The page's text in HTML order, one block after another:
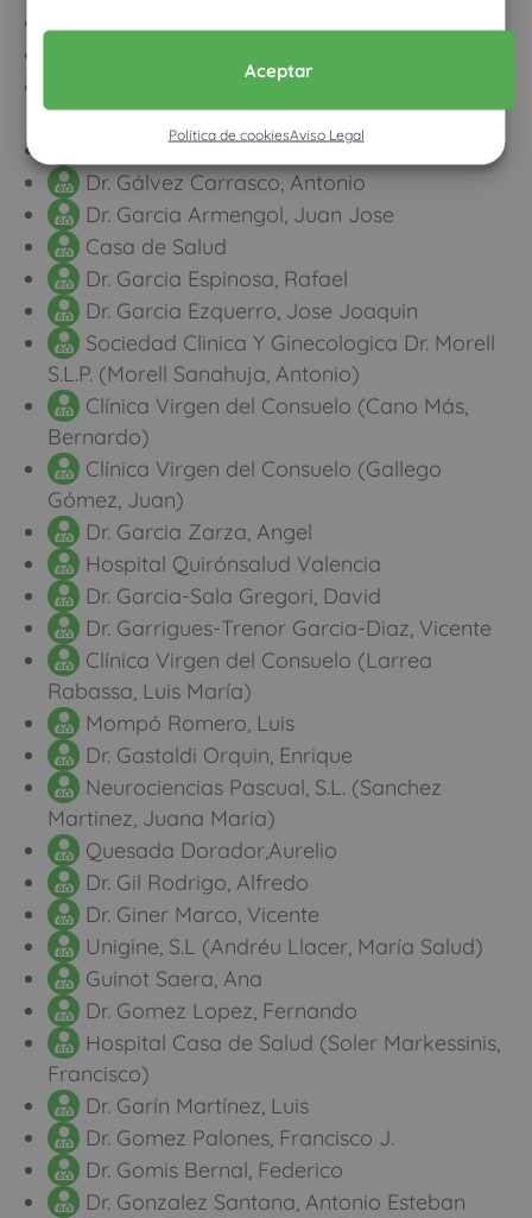
Aceptar
Política de cookiesAviso Legal
Dr. Fuster Diana, Carlos A.
Clínica Virgen del Consuelo (Zarco
Bosquet, Julián)
Dr. Gallego Garcia, Mariano
Dr. Gálvez Carrasco, Antonio
Dr. Garcia Armengol, Juan Jose
Casa de Salud
Dr. Garcia Espinosa, Rafael
Dr. Garcia Ezquerro, Jose Joaquin
Sociedad Clinica Y Ginecologica Dr. Morell
S.L.P. (Morell Sanahuja, Antonio)
Clínica Virgen del Consuelo (Cano Más,
Bernardo)
Clínica Virgen del Consuelo (Gallego
Gómez, Juan)
Dr. Garcia Zarza, Angel
Hospital Quirónsalud Valencia
Dr. Garcia-Sala Gregori, David
Dr. Garrigues-Trenor Garcia-Diaz, Vicente
Clínica Virgen del Consuelo (Larrea
Rabassa, Luis María)
Mompó Romero, Luis
Dr. Gastaldi Orquin, Enrique
Neurociencias Pascual, S.L. (Sanchez
Martinez, Juana Maria)
Quesada Dorador,Aurelio
Dr. Gil Rodrigo, Alfredo
Dr. Giner Marco, Vicente
Unigine, S.L (Andréu Llacer, María Salud)
Guinot Saera, Ana
Dr. Gomez Lopez, Fernando
Hospital Casa de Salud (Soler Markessinis,
Francisco)
Dr. Garín Martínez, Luis
Dr. Gomez Palones, Francisco J.
Dr. Gomis Bernal, Federico
Dr. Gonzalez Santana, Antonio Esteban